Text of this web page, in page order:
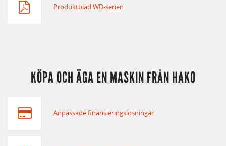
Produktblad WD-serien
KÖPA OCH ÄGA EN MASKIN FRÅN HAKO
Anpassade finansieringslösningar